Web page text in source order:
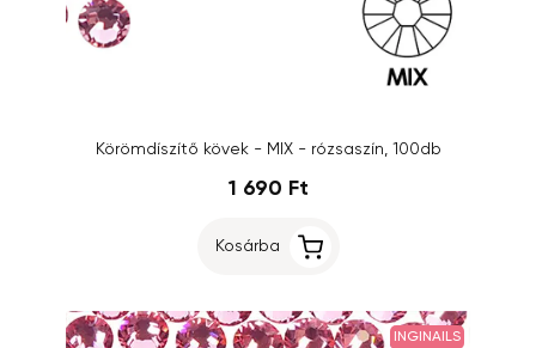
Körömdíszítő kövek - MIX - rózsaszín, 100db
1 690 Ft
Kosárba
INGINAILS